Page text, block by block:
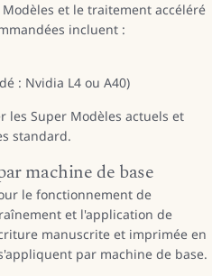
et le traitement accéléré
incluent :
: Nvidia L4 ou A40)
les Super Modèles actuels et
standard.
machine de base
le fonctionnement de
et l'application de
manuscrite et imprimée en
par machine de base.